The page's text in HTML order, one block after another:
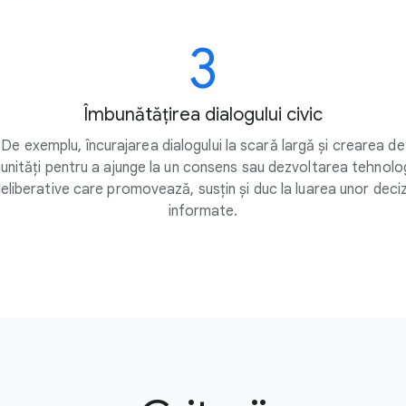
3
Îmbunătățirea dialogului civic
De exemplu, încurajarea dialogului la scară largă și crearea de
pentru a ajunge la un consens sau dezvoltarea
care promovează, susțin și duc la luarea unor
informate.